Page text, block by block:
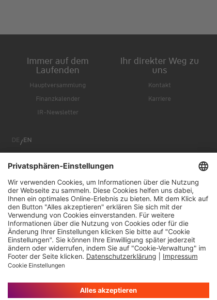
Immer auf dem
Laufenden
Hauptversammlung
Finanzkalender
IR-Newsletter
Ihr direkter Weg zu
uns
Kontakt
Karriere
DE/EN